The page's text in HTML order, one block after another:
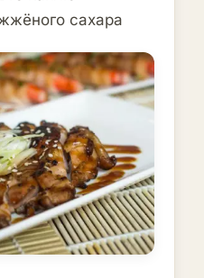
сахара